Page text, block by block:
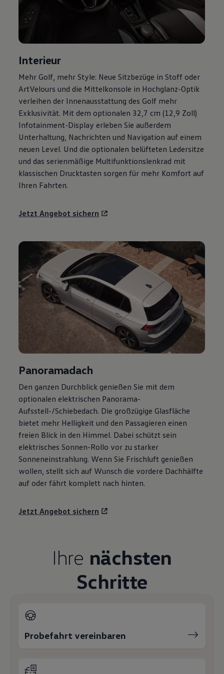
Motorenöl und Flüssigkeiten
Pannen- und Unfallhilfe
Economy Service
Volkswagen Teile
Modellspezifisches Zubehör
Transport
Entertainment und Elektronik
Individualisieren
Wallbox und Ladekabel
Digitale Extras
Dienste für Ihr Modell finden
Volkswagen Apps, Login und Shop
Handy und Fahrzeug verbinden
Updates für Software, Karten und Radio
Über Ihr Auto
Vorgängermodelle
Kundeninformationen
Volkswagen Kundenbetreuung
Digitale Betriebsanleitung
Lifestyle
Transport
Familie
Elektromobilität
Volkswagen R
Pannen- und Unfallhilfe
Volkswagen Kundenbetreuung
Interieur
Mehr Golf , mehr Style: Neue Sitzbezüge in Stoff oder
ArtVelours und die Mittelkonsole in Hochglanz-Optik
verleihen der Innenausstattung des Golf mehr
Exklusivität. Mit dem optionalen 32,7 cm (12,9 Zoll)
Infotainment-Display erleben Sie außerdem
Unterhaltung, Nachrichten und Navigation auf einem
neuen Level. Und die optionalen belüfteten Ledersitze
und das serienmäßige Multifunktionslenkrad mit
klassischen Drucktasten sorgen für mehr Komfort auf
Ihren Fahrten.
Jetzt Angebot sichern
Panoramadach
Den ganzen Durchblick genießen Sie mit dem
optionalen elektrischen Panorama-
Aufsstell-/Schiebedach. Die großzügige Glasfläche
bietet mehr Helligkeit und den Passagieren einen
freien Blick in den Himmel. Dabei schützt sein
elektrisches Sonnen-Rollo vor zu starker
Sonneneinstrahlung. Wenn Sie Frischluft genießen
wollen, stellt sich auf Wunsch die vordere Dachhälfte
auf oder fährt komplett nach hinten.
Jetzt Angebot sichern
Ihre nächsten
Schritte
Probefahrt vereinbaren